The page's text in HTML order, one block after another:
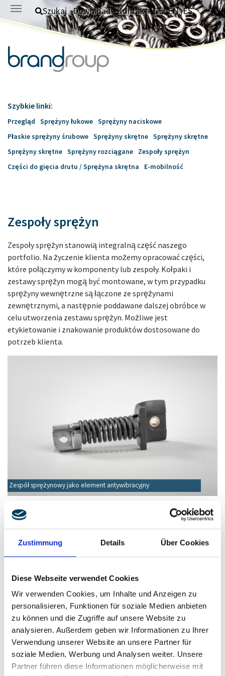
Zustimmung Details Über Cookies
Diese Webseite verwendet Cookies
Wir verwenden Cookies, um Inhalte und Anzeigen zu
personalisieren, Funktionen für soziale Medien anbieten
zu können und die Zugriffe auf unsere Website zu
analysieren. Außerdem geben wir Informationen zu Ihrer
Verwendung unserer Website an unsere Partner für
soziale Medien, Werbung und Analysen weiter. Unsere
Partner führen diese Informationen möglicherweise mit
Skip to main content
Szukaj Download Kontakt DE EN ES
Szybkie linki:
Przegląd Sprężyny łukowe Sprężyny naciskowe
Płaskie sprężyny śrubowe Sprężyny skrętne Sprężyny skrętne
Sprężyny skrętne Sprężyny rozciągane
Zespoły sprężyn
Części do gięcia drutu / Sprężyna skrętna
E-mobilność
Zespoły sprężyn
Zespoły sprężyn stanowią integralną część naszego
portfolio. Na życzenie klienta możemy opracować części,
które połączymy w komponenty lub zespoły. Kołpaki i
zestawy sprężyn mogą być montowane, w tym przypadku
sprężyny wewnętrzne są łączone ze sprężynami
zewnętrznymi, a następnie poddawane dalszej obróbce w
celu utworzenia zestawu sprężyn. Możliwe jest
etykietowanie i znakowanie produktów dostosowane do
potrzeb klienta.
Zespół sprężynowy jako element antywibracyjny
Zespół sprężyny jako element odkształcający